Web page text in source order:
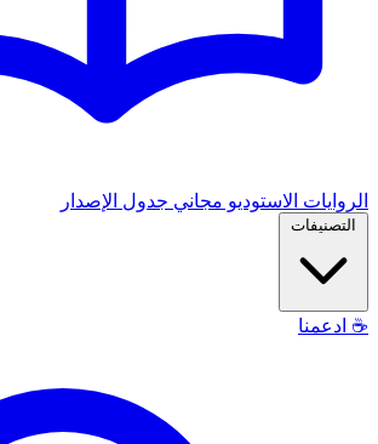
الروايات الاستوديو مجاني جدول الإصدار
التصنيفات
☕ ادعمنا